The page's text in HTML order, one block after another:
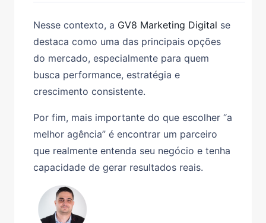
Nesse contexto, a GV8 Marketing Digital se
destaca como uma das principais opções
do mercado, especialmente para quem
busca performance, estratégia e
crescimento consistente.
Por fim, mais importante do que escolher “a
melhor agência” é encontrar um parceiro
que realmente entenda seu negócio e tenha
capacidade de gerar resultados reais.